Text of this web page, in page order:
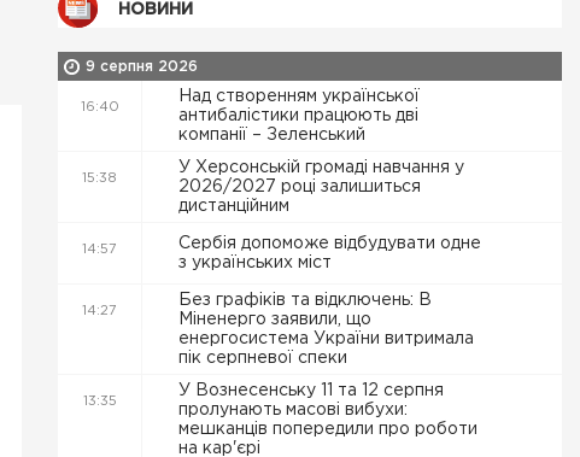
НОВИНИ
9 серпня 2026
16:40
Над створенням української
антибалістики працюють дві
компанії – Зеленський
15:38
У Херсонській громаді навчання у
2026/2027 році залишиться
дистанційним
14:57
Сербія допоможе відбудувати одне
з українських міст
14:27
Без графіків та відключень: В
Міненерго заявили, що
енергосистема України витримала
пік серпневої спеки
13:35
У Вознесенську 11 та 12 серпня
пролунають масові вибухи:
мешканців попередили про роботи
на кар'єрі